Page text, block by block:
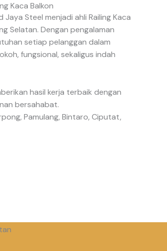
Kaca Balkon
Jaya Steel menjadi ahli Railing Kaca
Selatan. Dengan pengalaman
setiap pelanggan dalam
fungsional, sekaligus indah
hasil kerja terbaik dengan
bersahabat.
Pamulang, Bintaro, Ciputat,